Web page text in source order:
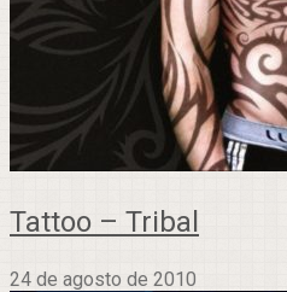
Tattoo – Tribal
24 de agosto de 2010